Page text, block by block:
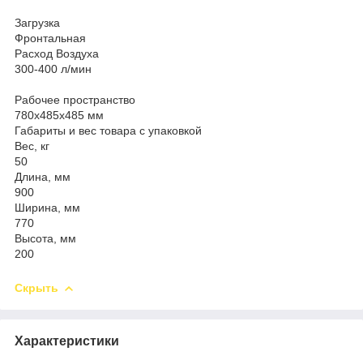
Загрузка
Фронтальная
Расход Воздуха
300-400 л/мин
Рабочее пространство
780x485x485 мм
Габариты и вес товара с упаковкой
Вес, кг
50
Длина, мм
900
Ширина, мм
770
Высота, мм
200
Скрыть
Характеристики